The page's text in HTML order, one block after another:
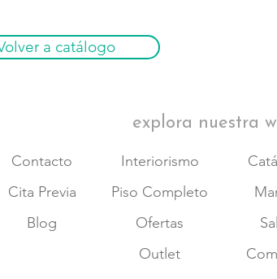
a catálogo
Contacto
Cita Previa
Blog
Interiorismo
Piso Completo
Ofertas
Outlet
explora nuestra